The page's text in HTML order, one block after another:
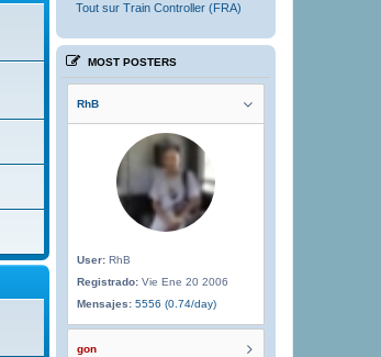
Tout sur Train Controller (FRA)
MOST POSTERS
RhB
User: RhB
Registrado: Vie Ene 20 2006
Mensajes: 5556 (0.74/day)
gon